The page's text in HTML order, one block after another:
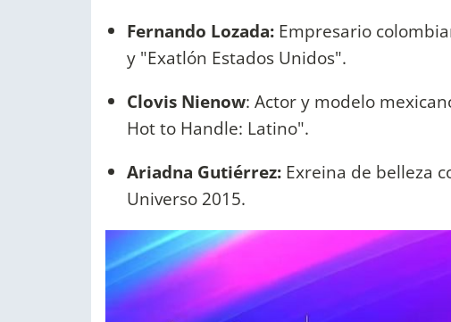
Fernando Lozada: Empresario
y "Exatlón Estados Unidos".
Clovis Nienow: Actor y modelo
Hot to Handle: Latino".
Ariadna Gutiérrez: Exreina de belleza
Universo 2015.